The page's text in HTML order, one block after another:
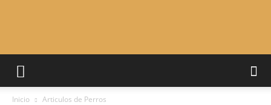
Adiestrar
Inicio Articulos de Perros